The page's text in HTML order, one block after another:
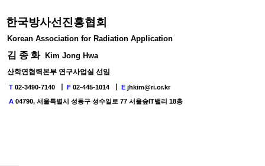
한국방사선진흥협회
Korean Association for Radiation Application
김 종 화 Kim Jong Hwa
산학연협력본부 연구사업실 선임
T 02-3490-7140 F 02-445-1014 E jhkim@ri.or.kr
A 04790, 서울특별시 성동구 성수일로 77 서울숲IT밸리 18층